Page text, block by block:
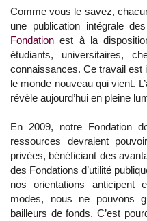
Comme vous le savez,
une publication intégrale
Fondation est à la
étudiants, universitaires,
connaissances. Ce travail est
le monde nouveau qui vient.
révèle aujourd’hui en pleine
En 2009, notre Fondation
ressources devraient
privées, bénéficiant des
des Fondations d’utilité
nos orientations
modes, nous ne pouvons
bailleurs de fonds. C’est